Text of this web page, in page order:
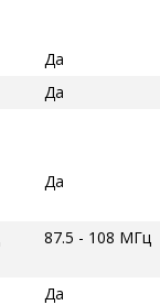
Да
Да
Да
87.5 - 108 МГц
Да